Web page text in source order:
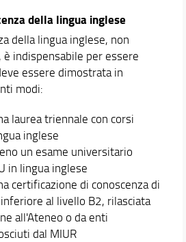
della lingua inglese
della lingua inglese, non
indispensabile per essere
essere dimostrata in
modi:
laurea triennale con corsi
inglese
un esame universitario
in lingua inglese
certificazione di conoscenza di
al livello B2, rilasciata
all'Ateneo o da enti
dal MIUR